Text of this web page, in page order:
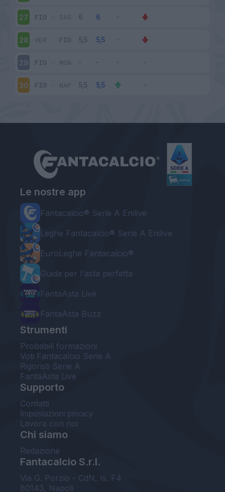
27 FIO - SAS
28 VER - FIO
29 FIO - MON
30 FIO - NAP
Le nostre app
Fantacalcio® Serie A Enilive
Leghe Fantacalcio® Serie A Enilive
EuroLeghe Fantacalcio®
Guida per l'asta perfetta
FantaAsta Live
FantaAsta Buzz
Strumenti
Probabili formazioni
Voti Fantacalcio Serie A
Rigoristi Serie A
FantaAsta Live
Supporto
Contatti
Impostazioni privacy
Lavora con noi
Chi siamo
Redazione
Fantacalcio S.r.l.
Via G. Porzio - CdN, Is. F4
80143, Napoli